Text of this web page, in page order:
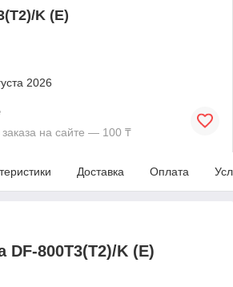
K (E)
2026
на сайте — 100 ₸
Доставка Оплата
800T3(T2)/K (E)